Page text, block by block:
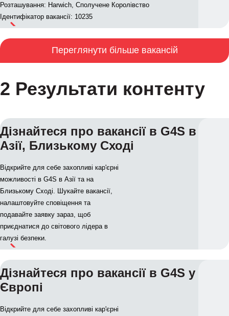
Розташування: Harwich, Сполучене Королівство
Ідентифікатор вакансії: 10235
Переглянути більше вакансій
2 Результати контенту
Дізнайтеся про вакансії в G4S в
Азії, Близькому Сході
Відкрийте для себе захопливі кар'єрні
можливості в G4S в Азії та на
Близькому Сході. Шукайте вакансії,
налаштовуйте сповіщення та
подавайте заявку зараз, щоб
приєднатися до світового лідера в
галузі безпеки.
Дізнайтеся про вакансії в G4S у
Європі
Відкрийте для себе захопливі кар'єрні